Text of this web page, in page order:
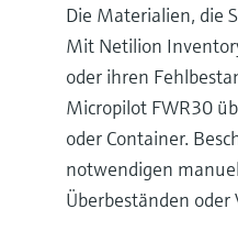
Die Materialien, die
Mit Netilion
oder ihren
Micropilot FWR30
oder Container.
notwendigen
Überbeständen oder